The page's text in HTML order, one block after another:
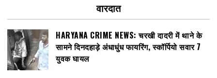
वारदात
HARYANA CRIME NEWS: चरखी दादरी में थाने के
सामने दिनदहाड़े अंधाधुंध फायरिंग, स्कॉर्पियो सवार 7
युवक घायल